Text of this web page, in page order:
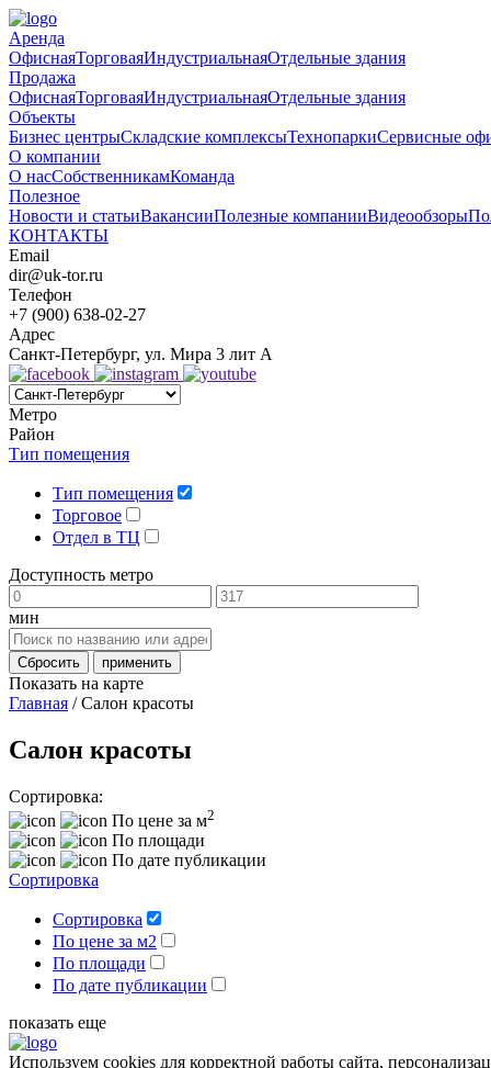
Аренда
ОфиснаяТорговаяИндустриальнаяОтдельные здания
Продажа
ОфиснаяТорговаяИндустриальнаяОтдельные здания
Объекты
Бизнес центрыСкладские комплексыТехнопаркиСервисные
О компании
О насСобственникамКоманда
Полезное
Новости и статьиВакансииПолезные компанииВидеообзоры
КОНТАКТЫ
Email
dir@uk-tor.ru
Телефон
+7 (900) 638-02-27
Адрес
Санкт-Петербург, ул. Мира 3 лит А
Метро
Район
Тип помещения
Тип помещения
Торговое
Отдел в ТЦ
Доступность метро
мин
Сбросить применить
Показать на карте
Главная /Салон красоты
Салон красоты
Сортировка:
По цене за м2
По площади
По дате публикации
Сортировка
Сортировка
По цене за м2
По площади
По дате публикации
показать еще
Используем cookies для корректной работы сайта,